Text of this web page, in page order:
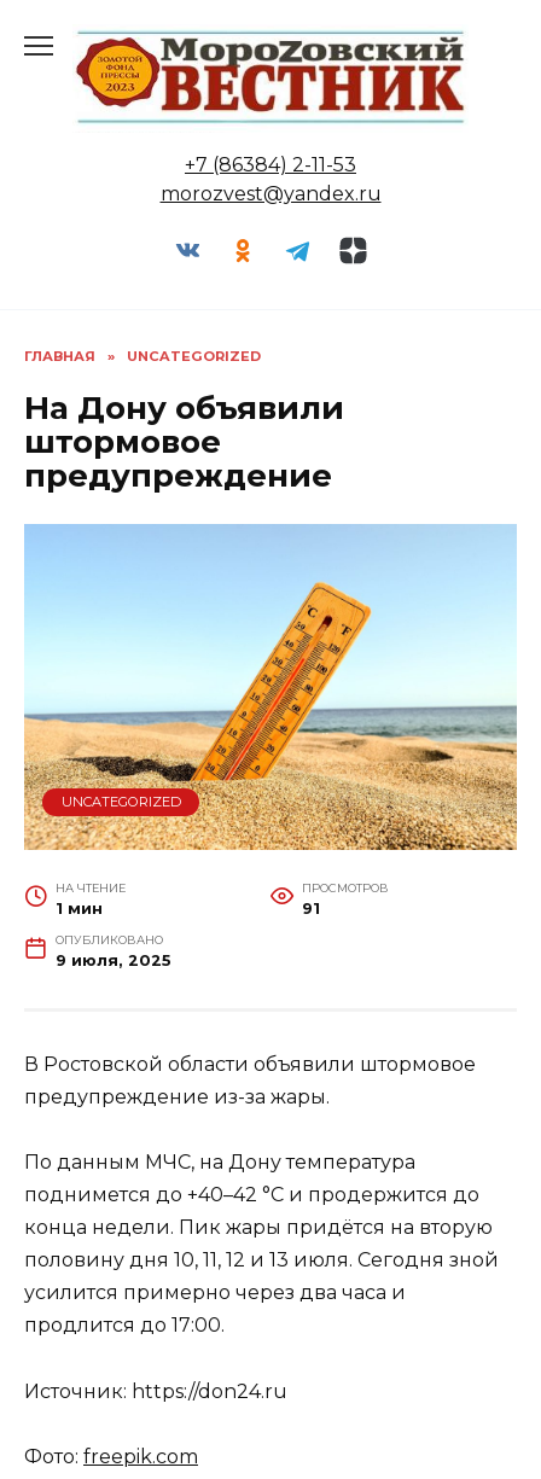
содержанию
+7 (86384) 2-11-53
morozvest@yandex.ru
ГЛАВНАЯ » UNCATEGORIZED
На Дону объявили
штормовое
предупреждение
UNCATEGORIZED
НА ЧТЕНИЕ
1 мин
ПРОСМОТРОВ
91
ОПУБЛИКОВАНО
9 июля, 2025
В Ростовской области объявили штормовое
предупреждение из-за жары.
По данным МЧС, на Дону температура
поднимется до +40–42 °С и продержится до
конца недели. Пик жары придётся на вторую
половину дня 10, 11, 12 и 13 июля. Сегодня зной
усилится примерно через два часа и
продлится до 17:00.
Источник: https://don24.ru
Фото: freepik.com